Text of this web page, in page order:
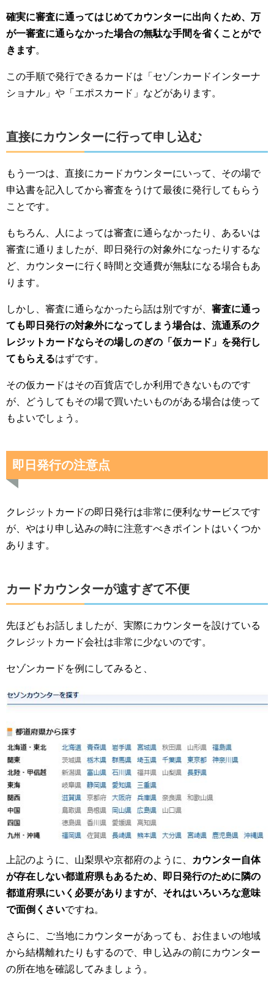
確実に審査に通ってはじめてカウンターに出向くため、万
が一審査に通らなかった場合の無駄な手間を省くことがで
きます。
この手順で発行できるカードは「セゾンカードインターナ
ショナル」や「エポスカード」などがあります。
直接にカウンターに行って申し込む
もう一つは、直接にカードカウンターにいって、その場で
申込書を記入してから審査をうけて最後に発行してもらう
ことです。
もちろん、人によっては審査に通らなかったり、あるいは
審査に通りましたが、即日発行の対象外になったりするな
ど、カウンターに行く時間と交通費が無駄になる場合もあ
ります。
しかし、審査に通らなかったら話は別ですが、 審査に通っ
ても即日発行の対象外になってしまう場合は、流通系のク
レジットカードならその場しのぎの「仮カード」を発行し
てもらえるはずです。
その仮カードはその百貨店でしか利用できないものです
が、どうしてもその場で買いたいものがある場合は使って
もよいでしょう。
即日発行の注意点
クレジットカードの即日発行は非常に便利なサービスです
が、やはり申し込みの時に注意すべきポイントはいくつか
あります。
カードカウンターが遠すぎて不便
先ほどもお話しましたが、実際にカウンターを設けている
クレジットカード会社は非常に少ないのです。
セゾンカードを例にしてみると、
上記のように、山梨県や京都府のように、
カウンター自体
が存在しない都道府県もあるため、即日発行のために隣の
都道府県にいく必要がありますが、それはいろいろな意味
で面倒くさいですね。
さらに、ご当地にカウンターがあっても、お住まいの地域
から結構離れたりもするので、申し込みの前にカウンター
の所在地を確認してみましょう。